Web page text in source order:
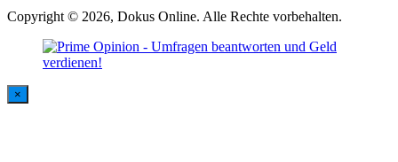
Copyright © 2026, Dokus Online. Alle Rechte vorbehalten.
×